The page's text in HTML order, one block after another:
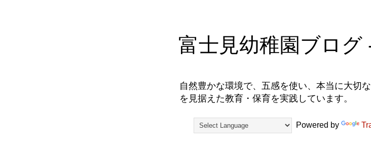
富士見幼稚園ブログ
自然豊かな環境で、五感を使い、本当に大切
を見据えた教育・保育を実践しています。
Powered by